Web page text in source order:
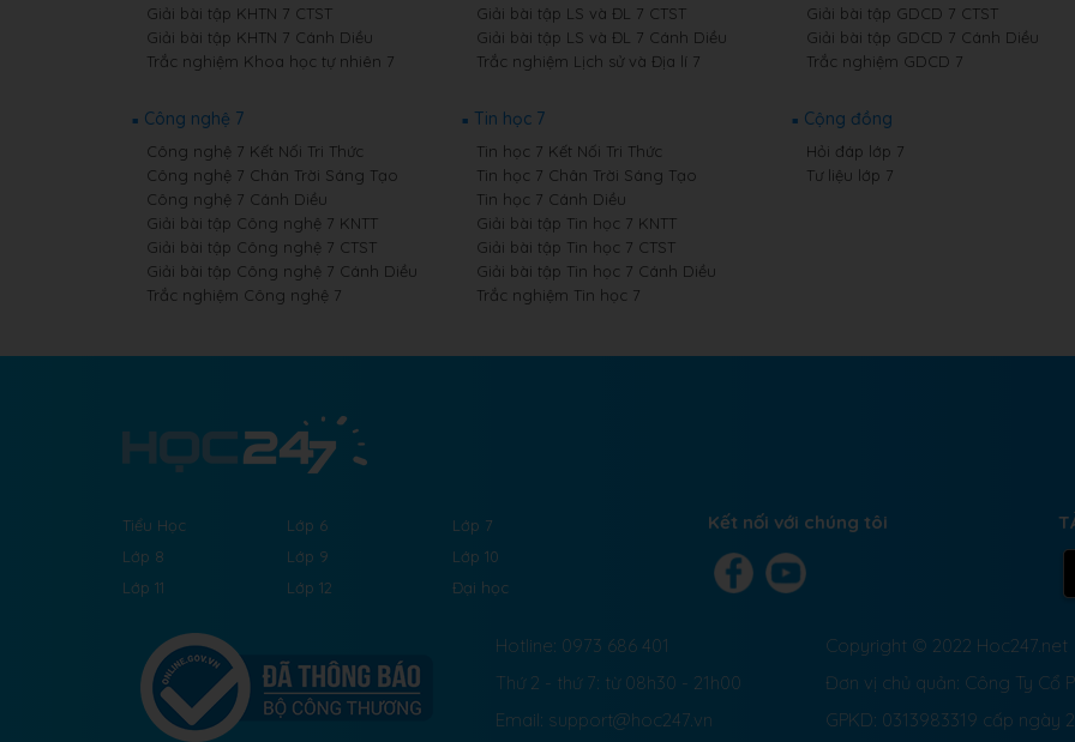
Giải bài tập KHTN 7 CTST
Giải bài tập KHTN 7 Cánh Diều
Trắc nghiệm Khoa học tự nhiên 7
Giải bài tập LS và ĐL 7 CTST
Giải bài tập LS và ĐL 7 Cánh Diều
Trắc nghiệm Lịch sử và Địa lí 7
Giải bài tập GDCD 7 CTST
Giải bài tập GDCD 7 Cánh Diều
Trắc nghiệm GDCD 7
Công nghệ 7
Công nghệ 7 Kết Nối Tri Thức
Công nghệ 7 Chân Trời Sáng Tạo
Công nghệ 7 Cánh Diều
Giải bài tập Công nghệ 7 KNTT
Giải bài tập Công nghệ 7 CTST
Giải bài tập Công nghệ 7 Cánh Diều
Trắc nghiệm Công nghệ 7
Tin học 7
Tin học 7 Kết Nối Tri Thức
Tin học 7 Chân Trời Sáng Tạo
Tin học 7 Cánh Diều
Giải bài tập Tin học 7 KNTT
Giải bài tập Tin học 7 CTST
Giải bài tập Tin học 7 Cánh Diều
Trắc nghiệm Tin học 7
Cộng đồng
Hỏi đáp lớp 7
Tư liệu lớp 7
Tiểu Học Lớp 6
Lớp 7
Lớp 8
Lớp 9
Lớp 10
Lớp 11
Lớp 12 Đại học
Kết nối với chúng tôi
Hotline: 0973 686 401
Thứ 2 - thứ 7: từ 08h30 - 21h00
Email: support@hoc247.vn
Copyright © 2022 Hoc247.net
Đơn vị chủ quản: Công Ty Cổ
GPKD: 0313983319 cấp ngày